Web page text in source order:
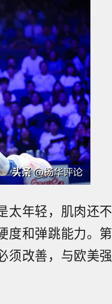
太年轻，肌肉还不
度和弹跳能力。第
须改善，与欧美强